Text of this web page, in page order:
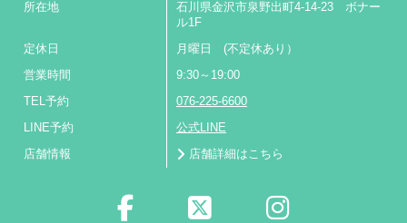
所在地
石川県金沢市泉野出町4-14-23 ボナー
ル1F
定休日 月曜日 (不定休あり）
営業時間 9:30～19:00
TEL予約 076-225-6600
LINE予約 公式LINE
店舗情報 店舗詳細はこちら